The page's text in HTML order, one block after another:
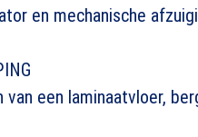
en mechanische
van een laminaatvloer,